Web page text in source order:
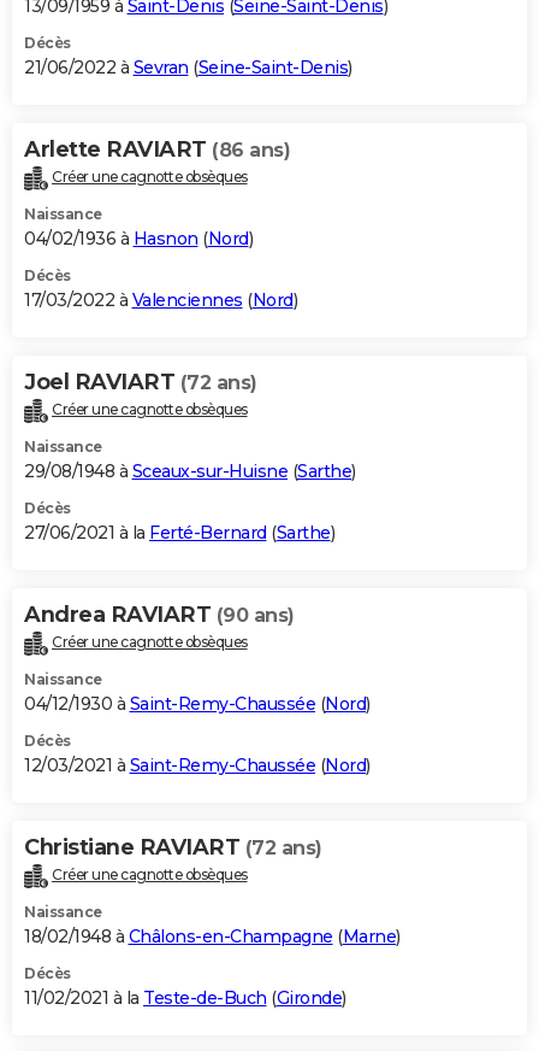
13/09/1959 à Saint-Denis (Seine-Saint-Denis)
Décès
21/06/2022 à Sevran (Seine-Saint-Denis)
Arlette RAVIART (86 ans)
Créer une cagnotte obsèques
Naissance
04/02/1936 à Hasnon (Nord)
Décès
17/03/2022 à Valenciennes (Nord)
Joel RAVIART (72 ans)
Créer une cagnotte obsèques
Naissance
29/08/1948 à Sceaux-sur-Huisne (Sarthe)
Décès
27/06/2021 à la Ferté-Bernard (Sarthe)
Andrea RAVIART (90 ans)
Créer une cagnotte obsèques
Naissance
04/12/1930 à Saint-Remy-Chaussée (Nord)
Décès
12/03/2021 à Saint-Remy-Chaussée (Nord)
Christiane RAVIART (72 ans)
Créer une cagnotte obsèques
Naissance
18/02/1948 à Châlons-en-Champagne (Marne)
Décès
11/02/2021 à la Teste-de-Buch (Gironde)